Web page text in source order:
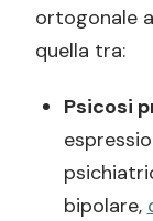
ortogonale
quella tra:
Psicosi
bipolare,